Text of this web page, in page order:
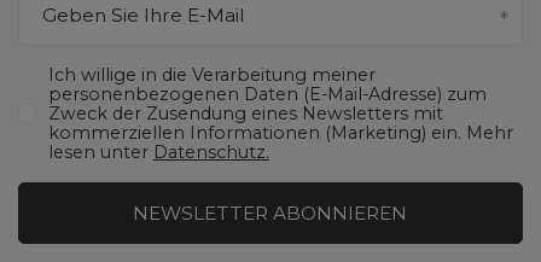
Geben Sie Ihre E-Mail
Ich willige in die Verarbeitung meiner
personenbezogenen Daten (E-Mail-Adresse) zum
Zweck der Zusendung eines Newsletters mit
kommerziellen Informationen (Marketing) ein. Mehr
lesen unter Datenschutz.
NEWSLETTER ABONNIEREN